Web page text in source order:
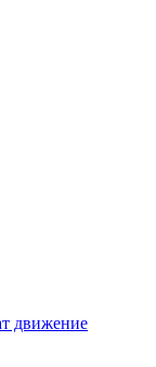
движение